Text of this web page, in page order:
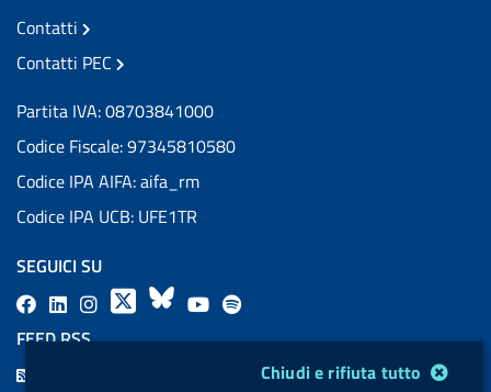
Chiudi e rifiuta tutto
Contatti
Contatti PEC
Partita IVA: 08703841000
Codice Fiscale: 97345810580
Codice IPA AIFA: aifa_rm
Codice IPA UCB: UFE1TR
SEGUICI SU
F
a
L
i
X
B
Y l
FEED RSS